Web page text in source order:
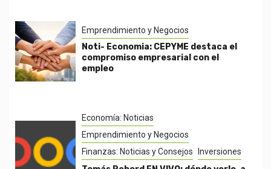
Emprendimiento y Negocios
Noti- Economia: CEPYME destaca el
compromiso empresarial con el
empleo
Economía: Noticias
Emprendimiento y Negocios
Finanzas: Noticias y Consejos
Inversiones